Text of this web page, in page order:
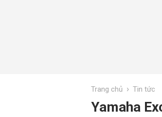
Trang chủ › Tin tức
Yamaha